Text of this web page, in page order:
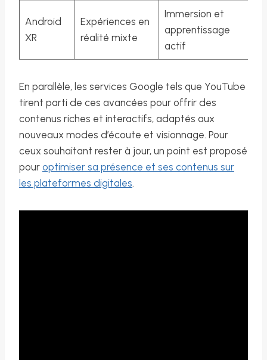
Android
XR
Expériences en
réalité mixte
Immersion et
apprentissage
actif
En parallèle, les services Google tels que YouTube
tirent parti de ces avancées pour offrir des
contenus riches et interactifs, adaptés aux
nouveaux modes d’écoute et visionnage. Pour
ceux souhaitant rester à jour, un point est proposé
pour optimiser sa présence et ses contenus sur
les plateformes digitales